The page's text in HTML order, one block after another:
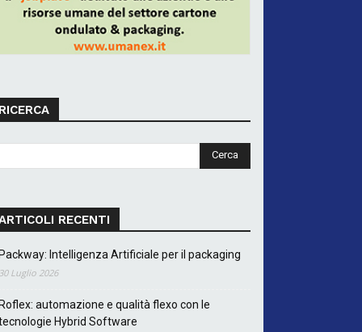
RECENTI
Intelligenza Artificiale per il packaging
Luglio 2026
automazione e qualità flexo con le
Hybrid Software